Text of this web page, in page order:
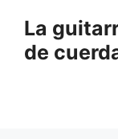
contenido
La
de